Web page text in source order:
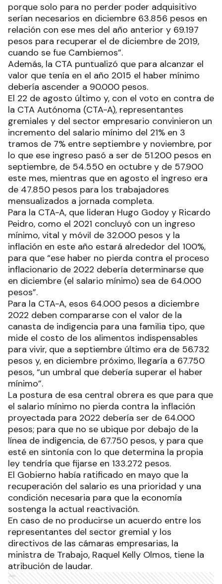
porque solo para no perder poder adquisitivo
serían necesarios en diciembre 63.856 pesos en
relación con ese mes del año anterior y 69.197
pesos para recuperar el de diciembre de 2019,
cuando se fue Cambiemos”.
Además, la CTA puntualizó que para alcanzar el
valor que tenía en el año 2015 el haber mínimo
debería ascender a 90.000 pesos.
El 22 de agosto último y, con el voto en contra de
la CTA Autónoma (CTA-A), representantes
gremiales y del sector empresario convinieron un
incremento del salario mínimo del 21% en 3
tramos de 7% entre septiembre y noviembre, por
lo que ese ingreso pasó a ser de 51.200 pesos en
septiembre, de 54.550 en octubre y de 57.900
este mes, mientras que en agosto el ingreso era
de 47.850 pesos para los trabajadores
mensualizados a jornada completa.
Para la CTA-A, que lideran Hugo Godoy y Ricardo
Peidro, como el 2021 concluyó con un ingreso
mínimo, vital y móvil de 32.000 pesos y la
inflación en este año estará alrededor del 100%,
para que “ese haber no pierda contra el proceso
inflacionario de 2022 debería determinarse que
en diciembre (el salario mínimo) sea de 64.000
pesos”.
Para la CTA-A, esos 64.000 pesos a diciembre
2022 deben compararse con el valor de la
canasta de indigencia para una familia tipo, que
mide el costo de los alimentos indispensables
para vivir, que a septiembre último era de 56.732
pesos y, en diciembre próximo, llegaría a 67.750
pesos, “un umbral que debería superar el haber
mínimo”.
La postura de esa central obrera es que para que
el salario mínimo no pierda contra la inflación
proyectada para 2022 debería ser de 64.000
pesos; para que no se ubique por debajo de la
línea de indigencia, de 67.750 pesos, y para que
esté en sintonía con lo que determina la propia
ley tendría que fijarse en 133.272 pesos.
El Gobierno había ratificado en mayo que la
recuperación del salario es una prioridad y una
condición necesaria para que la economía
sostenga la actual reactivación.
En caso de no producirse un acuerdo entre los
representantes del sector gremial y los
directivos de las cámaras empresarias, la
ministra de Trabajo, Raquel Kelly Olmos, tiene la
atribución de laudar.
Ads